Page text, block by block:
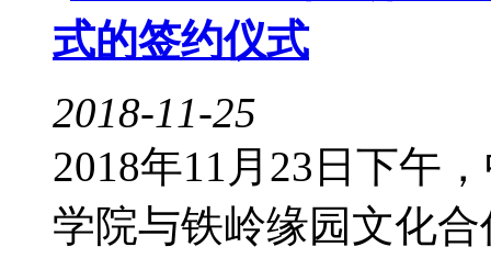
式的签约仪式
2018-11-25
2018年11月23日下午
学院与铁岭缘园文化